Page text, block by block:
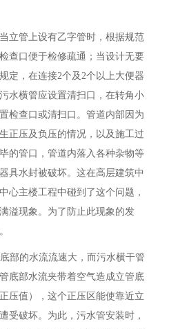
立管上设有乙字管时，根据规范
查口便于检修疏通；当设计无要
定，在连接2个及2个以上大便器
水横管应设置清扫口，在转角小
检查口或清扫口。管道内部因为
正压及负压的情况，以及施工过
的管口，管道内落入各种杂物等
具水封被破坏。这在高层建筑中
心主楼工程中碰到了这个问题，
溢现象。为了防止此现象的发
部的水流流速大，而污水横干管
底部水流夹带着空气造成立管底
压值），这个正压区能使靠近立
受破坏。为此，污水管安装时，